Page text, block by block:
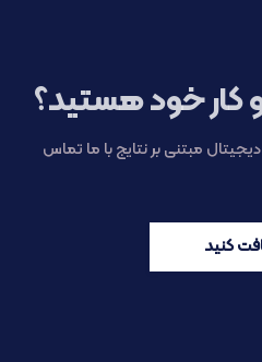
کار خود هستید؟
مبتنی بر نتایج با ما تماس
کنید